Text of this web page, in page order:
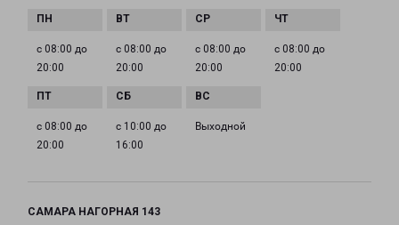
с 08:00 до
20:00
с 08:00 до
20:00
с 08:00 до
20:00
с 08:00 до
20:00
с 08:00 до
20:00
с 10:00 до
16:00
Выходной
САМАРА НАГОРНАЯ 143